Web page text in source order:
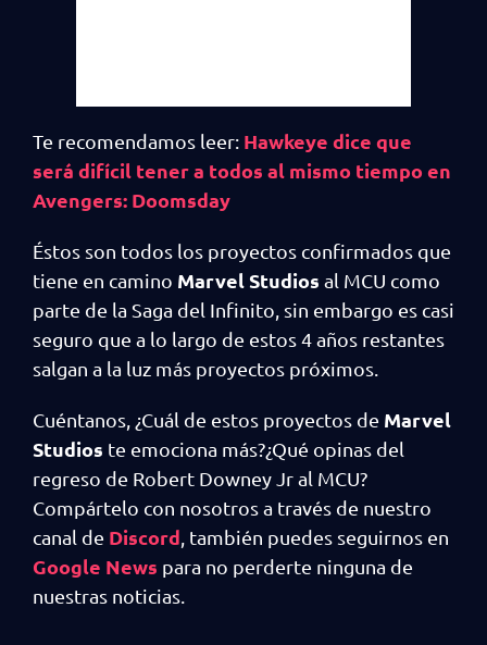
Te recomendamos leer: Hawkeye dice que
será difícil tener a todos al mismo tiempo en
Avengers: Doomsday
Éstos son todos los proyectos confirmados que
tiene en camino Marvel Studios al MCU como
parte de la Saga del Infinito, sin embargo es casi
seguro que a lo largo de estos 4 años restantes
salgan a la luz más proyectos próximos.
Cuéntanos, ¿Cuál de estos proyectos de Marvel
Studios te emociona más?¿Qué opinas del
regreso de Robert Downey Jr al MCU?
Compártelo con nosotros a través de nuestro
canal de Discord, también puedes seguirnos en
Google News para no perderte ninguna de
nuestras noticias.